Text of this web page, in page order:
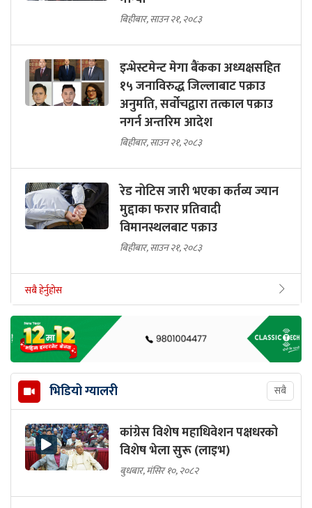
बिहीबार, साउन २१, २०८३
इन्भेस्टमेन्ट मेगा बैंकका अध्यक्षसहित
१५ जनाविरुद्ध जिल्लाबाट पक्राउ
अनुमति, सर्वोचद्वारा तत्काल पक्राउ
नगर्न अन्तरिम आदेश
बिहीबार, साउन २१, २०८३
रेड नोटिस जारी भएका कर्तव्य ज्यान
मुद्दाका फरार प्रतिवादी
विमानस्थलबाट पक्राउ
बिहीबार, साउन २१, २०८३
सबै हेर्नुहोस
भिडियो ग्यालरी सबै
कांग्रेस विशेष महाधिवेशन पक्षधरको
विशेष भेला सुरू (लाइभ)
बुधबार, मंसिर १०, २०८२